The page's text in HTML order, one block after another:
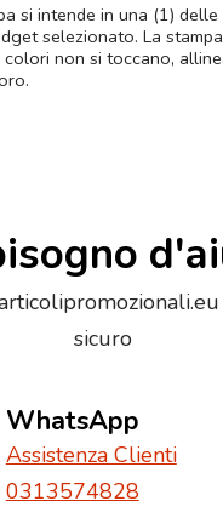
si intende in una (1)
selezionato. La
non si toccano,
sicuro
WhatsApp
Assistenza Clienti
0313574828